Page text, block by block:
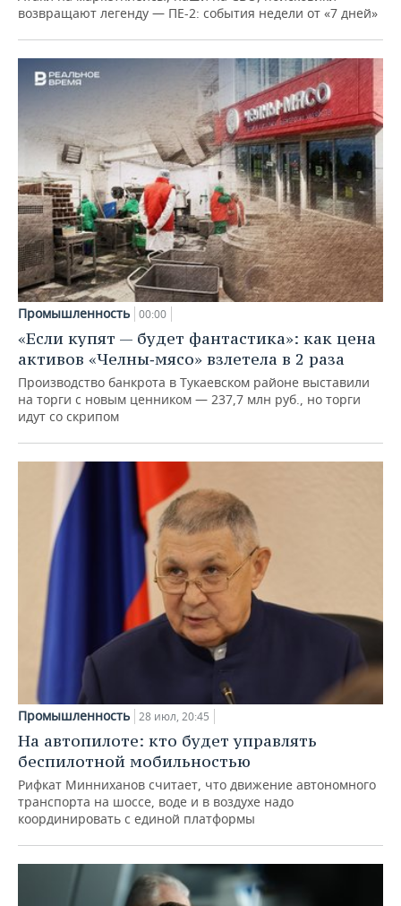
возвращают легенду — ПЕ-2: события недели от «7 дней»
Промышленность 00:00
«Если купят — будет фантастика»: как цена
активов «Челны‑мясо» взлетела в 2 раза
Производство банкрота в Тукаевском районе выставили
на торги с новым ценником — 237,7 млн руб., но торги
идут со скрипом
Промышленность 28 июл, 20:45
На автопилоте: кто будет управлять
беспилотной мобильностью
Рифкат Минниханов считает, что движение автономного
транспорта на шоссе, воде и в воздухе надо
координировать с единой платформы